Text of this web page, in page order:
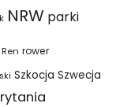
NRW parki
Ren rower
Szkocja Szwecja